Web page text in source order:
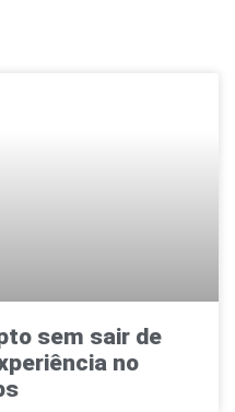
sem sair de
no